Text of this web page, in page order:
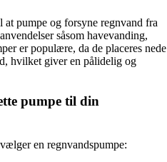
at pumpe og forsyne regnvand fra
såsom havevanding,
er populære, da de placeres nede
hvilket giver en pålidelig og
pumpe til din
en regnvandspumpe: